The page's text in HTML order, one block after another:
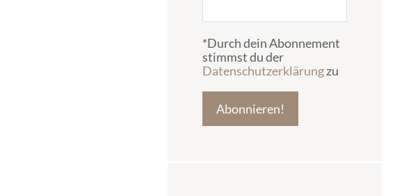
*Durch dein Abonnement
stimmst du der
Datenschutzerklärungzu